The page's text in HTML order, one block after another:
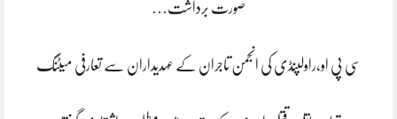
صورت برداشت…
سی پی او،راولپنڈی کی انجمن تاجران کے عہدیداران سے تعارفی میٹنگ